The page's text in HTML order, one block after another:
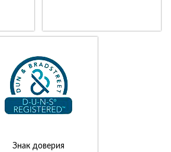
Знак доверия